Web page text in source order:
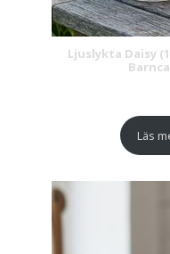
Ljuslykta Daisy
Läs